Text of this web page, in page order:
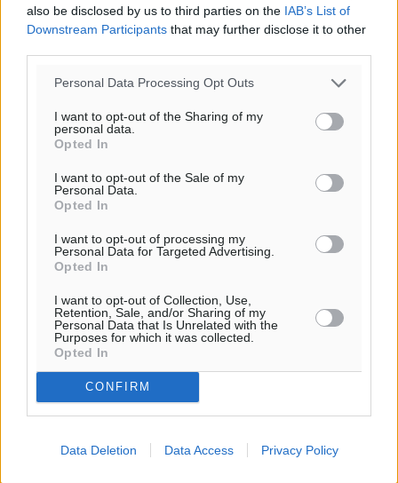
also be disclosed by us to third parties on the IAB’s List of
Downstream Participants that may further disclose it to other
Personal Data Processing Opt Outs
I want to opt-out of the Sharing of my
personal data.
Opted In
I want to opt-out of the Sale of my
Personal Data.
Opted In
I want to opt-out of processing my
Personal Data for Targeted Advertising.
Opted In
I want to opt-out of Collection, Use,
Retention, Sale, and/or Sharing of my
Personal Data that Is Unrelated with the
Purposes for which it was collected.
Opted In
CONFIRM
Data Deletion Data Access Privacy Policy
Σι Τζέι Χάρις: «Να πανηγυρίσουμε πολλές νίκες μαζί»
Αθλητικά• πριν 20 λεπτά
Πρωτάθλημα Πίστας
Αθλητικά• πριν 22 λεπτά
Διαγόρας: Μετεγγραφικό ντεμαράζ
Αθλητικά• πριν 24 λεπτά
Γ.Σ. Διαγόρας: Εντατική προετοιμασία και επιστροφή
Αθλητικά• πριν 24 λεπτά
Εθνική Ανδρών: Ραντεβού στο Telekom Center Athens
Αθλητικά• πριν 33 λεπτά
του Ινφαντίνο